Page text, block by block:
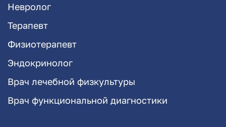
Невролог
Терапевт
Физиотерапевт
Эндокринолог
Врач лечебной физкультуры
Врач функциональной диагностики